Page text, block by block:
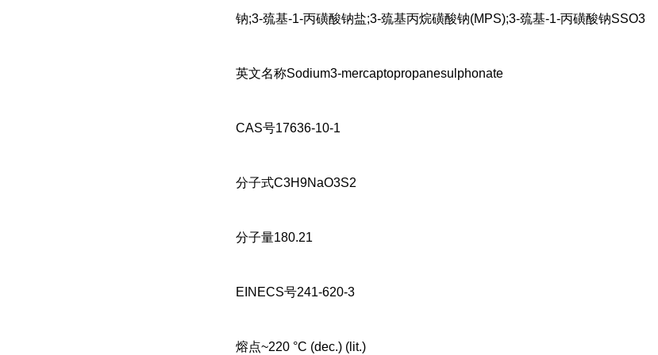
钠;3-巯基-1-丙磺酸钠盐;3-巯基丙烷磺酸钠(MPS);3-巯基-1-丙磺酸钠SSO3
英文名称Sodium3-mercaptopropanesulphonate
CAS号17636-10-1
分子式C3H9NaO3S2
分子量180.21
EINECS号241-620-3
熔点~220 °C (dec.) (lit.)